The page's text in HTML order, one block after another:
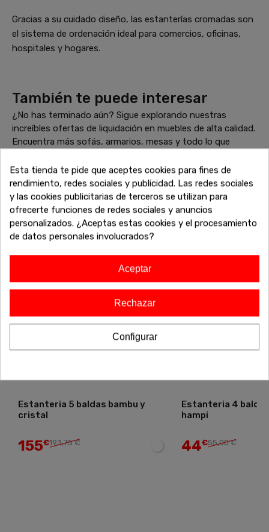
Gracias a su cuidado diseño, las estanterías cromadas son
el sistema de ordenación ideal para comercios, oficinas,
hospitales y hogares.
También te puede interesar
¿No has terminado aún? Sigue explorando nuestras
increíbles ofertas de liquidación en muebles de alta calidad.
Encuentra más sofás, armarios, mesas y todo lo que
¡Sigue comprando y aprovecha estos descuentos
exclusivos antes de que se agoten!
Estanteria 5 baldas bambu y
cristal
155€193,75 €
-20%
Estanteria 4
hampi
44€55,00 €
-20%
Esta tienda te pide que aceptes cookies para fines de
rendimiento, redes sociales y publicidad. Las redes sociales
y las cookies publicitarias de terceros se utilizan para
ofrecerte funciones de redes sociales y anuncios
personalizados. ¿Aceptas estas cookies y el procesamiento
de datos personales involucrados?
Aceptar
Rechazar
Configurar